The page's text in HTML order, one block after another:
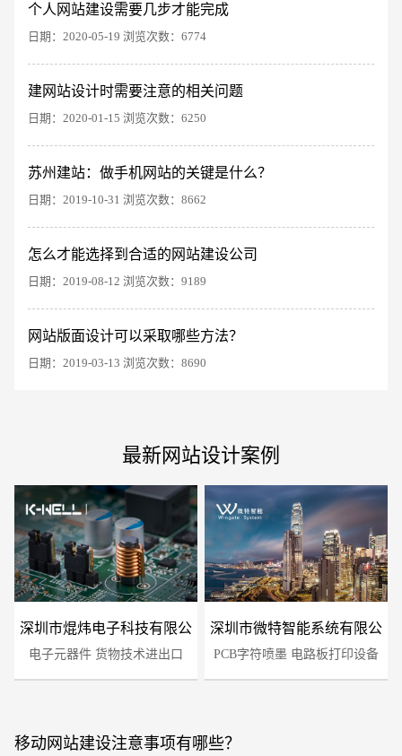
个人网站建设需要几步才能完成
日期：2020-05-19 浏览次数：6774
建网站设计时需要注意的相关问题
日期：2020-01-15 浏览次数：6250
苏州建站：做手机网站的关键是什么？
日期：2019-10-31 浏览次数：8662
怎么才能选择到合适的网站建设公司
日期：2019-08-12 浏览次数：9189
网站版面设计可以采取哪些方法？
日期：2019-03-13 浏览次数：8690
最新网站设计案例
深圳市焜炜电子科技有限公
司
电子元器件 货物技术进出口
深圳市微特智能系统有限公
司
PCB字符喷墨 电路板打印设备
移动网站建设注意事项有哪些？
创意品牌型网站 · 标准企业官网建设
电商及系统平台开发